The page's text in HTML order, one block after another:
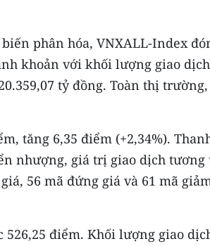
phân hóa, VNXALL-Index
khoản với khối lượng giao dịch
tỷ đồng. Toàn thị trường,
tăng 6,35 điểm (+2,34%).
nhượng, giá trị giao dịch tương
56 mã đứng giá và 61 mã
526,25 điểm. Khối lượng giao